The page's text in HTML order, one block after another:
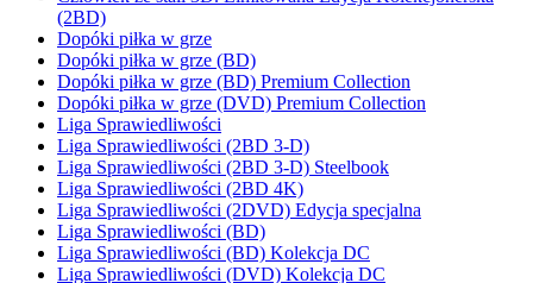
(2BD)
Dopóki piłka w grze
Dopóki piłka w grze (BD)
Dopóki piłka w grze (BD) Premium Collection
Dopóki piłka w grze (DVD) Premium Collection
Liga Sprawiedliwości
Liga Sprawiedliwości (2BD 3-D)
Liga Sprawiedliwości (2BD 3-D) Steelbook
Liga Sprawiedliwości (2BD 4K)
Liga Sprawiedliwości (2DVD) Edycja specjalna
Liga Sprawiedliwości (BD)
Liga Sprawiedliwości (BD) Kolekcja DC
Liga Sprawiedliwości (DVD) Kolekcja DC